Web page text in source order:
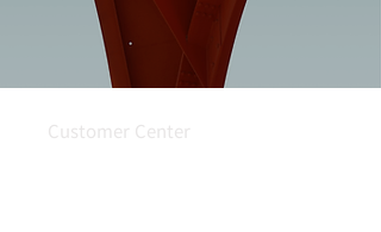
Customer Center